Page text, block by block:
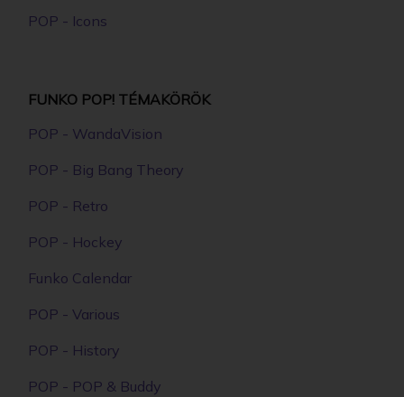
POP - Icons
FUNKO POP! TÉMAKÖRÖK
POP - WandaVision
POP - Big Bang Theory
POP - Retro
POP - Hockey
Funko Calendar
POP - Various
POP - History
POP - POP & Buddy